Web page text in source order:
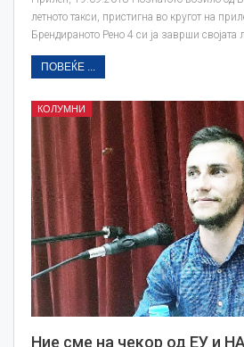
летното такси, пристигна во кругот на
Брендираното Рено 4 си ја заврши својата
ПОВЕЌЕ ...
КОЛУМНИ
Ние сме на чекор од ЕУ и